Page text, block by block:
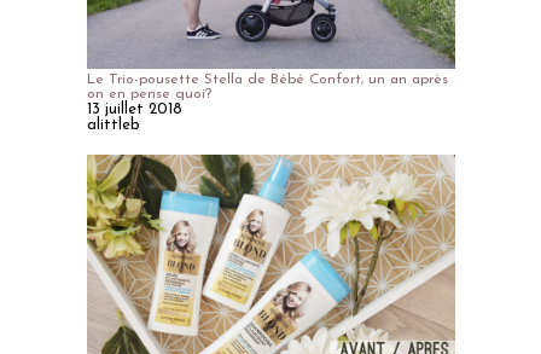
Le Trio-pousette Stella de Bébé Confort, un an après
on en pense quoi?
13 juillet 2018
alittleb